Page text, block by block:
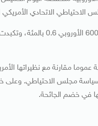
الاتحادي الأمريكي
تراجع المؤشر
عموما مقارنة مع نظيراتها
مجلس الاحتياطي. وعلى
في خضم الجائحة.